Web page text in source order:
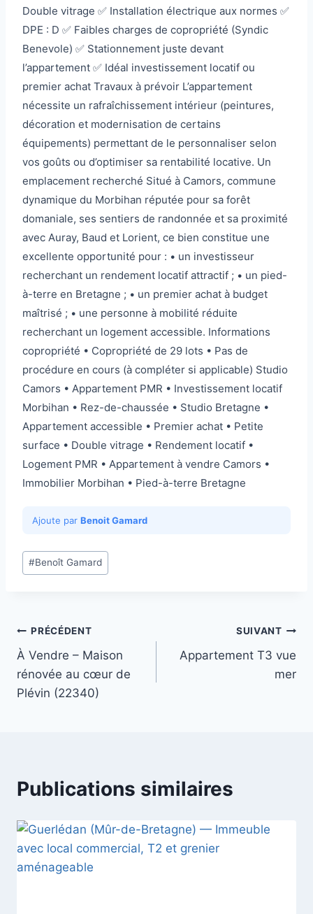
Double vitrage ✅ Installation électrique aux normes ✅
DPE : D ✅ Faibles charges de copropriété (Syndic
Benevole) ✅ Stationnement juste devant
l’appartement ✅ Idéal investissement locatif ou
premier achat Travaux à prévoir L’appartement
nécessite un rafraîchissement intérieur (peintures,
décoration et modernisation de certains
équipements) permettant de le personnaliser selon
vos goûts ou d’optimiser sa rentabilité locative. Un
emplacement recherché Situé à Camors, commune
dynamique du Morbihan réputée pour sa forêt
domaniale, ses sentiers de randonnée et sa proximité
avec Auray, Baud et Lorient, ce bien constitue une
excellente opportunité pour : • un investisseur
recherchant un rendement locatif attractif ; • un pied-
à-terre en Bretagne ; • un premier achat à budget
maîtrisé ; • une personne à mobilité réduite
recherchant un logement accessible. Informations
copropriété • Copropriété de 29 lots • Pas de
procédure en cours (à compléter si applicable) Studio
Camors • Appartement PMR • Investissement locatif
Morbihan • Rez-de-chaussée • Studio Bretagne •
Appartement accessible • Premier achat • Petite
surface • Double vitrage • Rendement locatif •
Logement PMR • Appartement à vendre Camors •
Immobilier Morbihan • Pied-à-terre Bretagne
Ajoute par Benoit Gamard
Étiquettes
de
#Benoît Gamard
Navigation
de
l’article
PRÉCÉDENT
À Vendre – Maison
rénovée au cœur de
Plévin (22340)
SUIVANT
Appartement T3 vue
mer
Publications similaires